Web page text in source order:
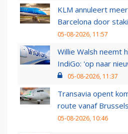
KLM annuleert
Barcelona door
05-08-2026, 11:57
Willie Walsh neemt
IndiGo: 'op naar
05-08-2026, 11:37
Transavia opent
route vanaf
05-08-2026, 10:46